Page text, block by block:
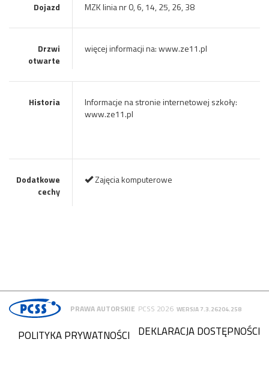
Dojazd MZK linia nr 0, 6, 14, 25, 26, 38
Drzwi
otwarte
więcej informacji na: www.ze11.pl
Historia
Informacje na stronie internetowej szkoły:
www.ze11.pl
Dodatkowe
cechy
Zajęcia komputerowe
PRAWA AUTORSKIE PCSS 2026 WERSJA 7.3.26204.258
DEKLARACJA DOSTĘPNOŚCI
POLITYKA PRYWATNOŚCI